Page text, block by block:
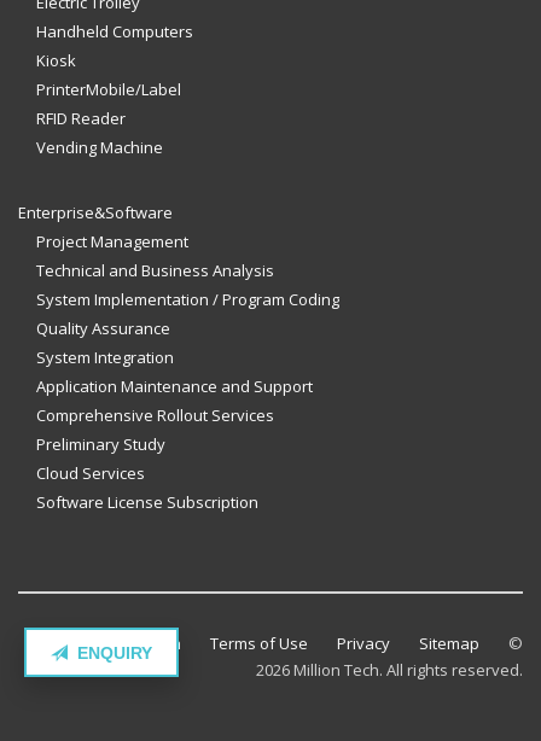
ENQUIRY
Handheld Computers
Kiosk
PrinterMobile/Label
RFID Reader
Vending Machine
Enterprise&Software
Project Management
Technical and Business Analysis
System Implementation / Program Coding
Quality Assurance
System Integration
Application Maintenance and Support
Comprehensive Rollout Services
Preliminary Study
Cloud Services
Software License Subscription
Contact Million Tech Terms of Use Privacy Sitemap ©
2026 Million Tech. All rights reserved.